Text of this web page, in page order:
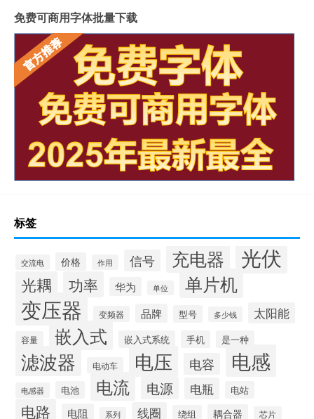
免费可商用字体批量下载
标签
交流电 价格 作用 信号 充电器 光伏
光耦 功率 华为 单位 单片机
变压器 变频器 品牌 型号 多少钱 太阳能
容量 嵌入式 嵌入式系统 手机 是一种
滤波器 电动车 电压 电容 电感
电感器 电池 电流 电源 电瓶 电站
电路 电阻 系列 线圈 绕组 耦合器 芯片